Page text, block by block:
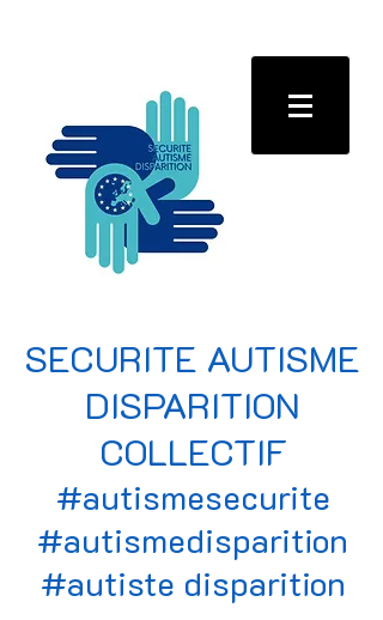
SECURITE AUTISME
DISPARITION
COLLECTIF
#autismesecurite
#autismedisparition
#autiste disparition